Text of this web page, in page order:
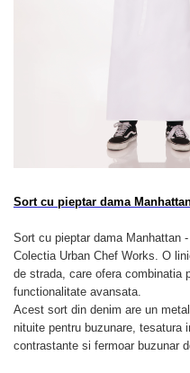
Sort cu pieptar dama
Sort cu pieptar dama Manhattan
Colectia Urban Chef Works. O
de strada, care ofera combinatia
functionalitate avansata.
Acest sort din denim are un
nituite pentru buzunare, tesatura
contrastante si fermoar buzunar